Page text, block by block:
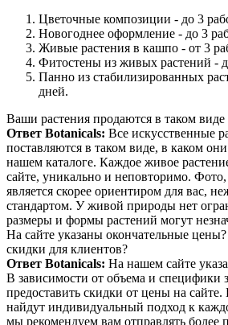
Цветочные композиции - до 3
Новогоднее оформление - до 3
Живые растения в кашпо - от 3
Фитостены из живых растений -
Панно из стабилизированных
дней.
Ваши растения продаются в таком виде
Ответ Botanicals: Все искусственные
поставляются в таком виде, в каком
нашем каталоге. Каждое живое
сайте, уникально и неповторимо.
является скорее ориентиром для вас,
стандартом. У живой природы нет
размеры и формы растений могут
На сайте указаны окончательные
скидки для клиентов?
Ответ Botanicals: На нашем сайте
В зависимости от объема и специфики
предоставить скидки от цены на
найдут индивидуальный подход к
мы рекомендуем вам отправлять более